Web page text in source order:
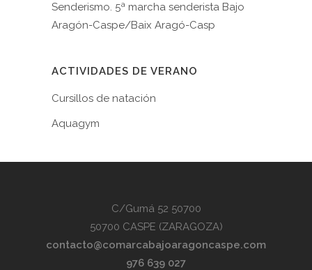
Senderismo. 5ª marcha senderista Bajo
Aragón-Caspe/Baix Aragó-Casp
ACTIVIDADES DE VERANO
Cursillos de natación
Aquagym
C/Gumá 52 50700
50700 CASPE (ZARAGOZA)
contacto@comarcabajoaragoncaspe.com
976 639 027